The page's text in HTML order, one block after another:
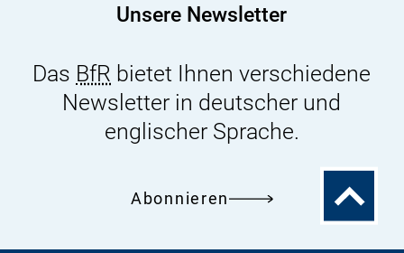
Unsere Newsletter
Das BfR bietet Ihnen verschiedene
Newsletter in deutscher und
englischer Sprache.
Abonnieren
Zum